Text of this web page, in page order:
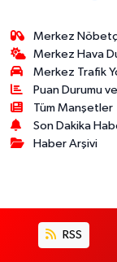
Merkez
Merkez Hava
Merkez Trafik
Puan Durumu
Tüm Manşetler
Son Dakika
Haber Arşivi
RSS